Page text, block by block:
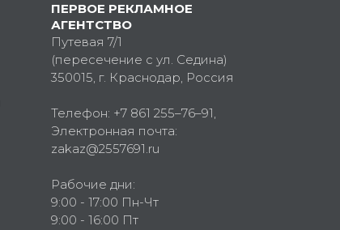
ПЕРВОЕ РЕКЛАМНОЕ
АГЕНТСТВО
Путевая 7/1
(пересечение с ул. Седина)
350015, г. Краснодар, Россия
Телефон: +7 861 255–76–91,
Электронная почта:
zakaz@2557691.ru
Рабочие дни:
9:00 - 17:00 Пн-Чт
9:00 - 16:00 Пт